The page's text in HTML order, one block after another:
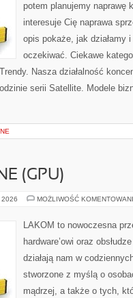
potem planujemy naprawę
interesuje Cię naprawa
opis pokaże, jak działamy
oczekiwać. Ciekawe
Nasza działalność
serii Satellite. Modele
(GPU)
2026 MOŻLIWOŚĆ
LAKOM to nowoczesna
hardware’owi oraz
działają nam w
stworzone z myślą o
mądrzej, a także o tych,